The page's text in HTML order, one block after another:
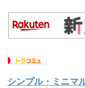
シンプル・ミニマ